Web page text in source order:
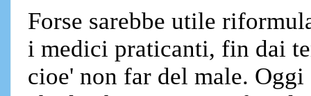
Forse sarebbe utile
i medici praticanti, fin dai
cioe' non far del male.